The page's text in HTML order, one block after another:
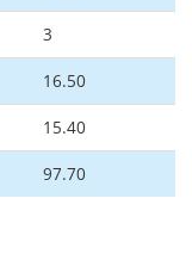
3
16.50
15.40
97.70